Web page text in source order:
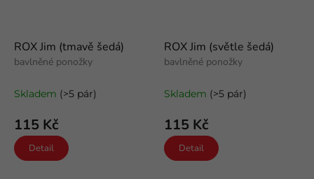
ROX Jim (tmavě šedá)
bavlněné ponožky
Skladem (>5 pár)
115 Kč
Detail
ROX Jim (světle šedá)
bavlněné ponožky
Skladem (>5 pár)
115 Kč
Detail